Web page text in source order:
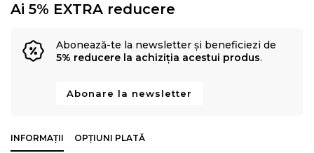
Ai 5% EXTRA reducere
Abonează-te la newsletter și beneficiezi de
5% reducere la achiziția acestui produs.
Abonare la newsletter
INFORMAȚII OPȚIUNI PLATĂ